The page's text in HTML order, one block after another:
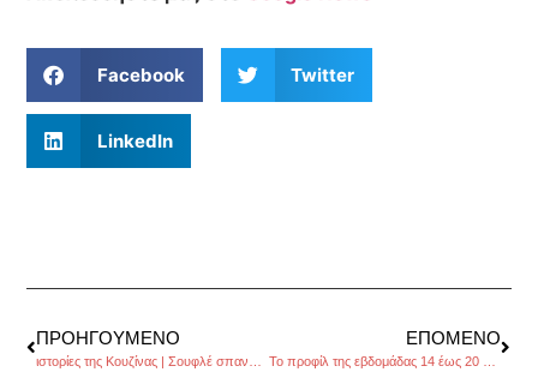
Facebook Twitter
LinkedIn
ΠΡΟΗΓΟΎΜΕΝΟ ΕΠΌΜΕΝΟ